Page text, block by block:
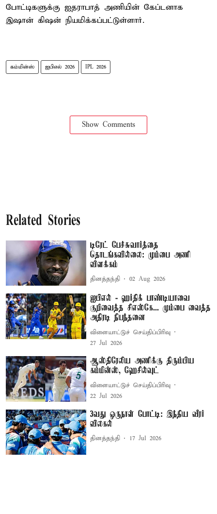
போட்டிகளுக்கு ஐதராபாத் அணியின் கேப்டனாக
இஷான் கிஷன் நியமிக்கப்பட்டுள்ளார்.
கம்மின்ஸ் ஐபிஎல் 2026 IPL 2026
Show Comments
Related Stories
டிரேட் பேச்சுவார்த்தை
தொடங்கவில்லை: மும்பை அணி
விளக்கம்
தினத்தந்தி 02 Aug 2026
ஐபிஎல் - ஹர்திக் பாண்டியாவை
குறிவைத்த சிஎஸ்கே... மும்பை வைத்த
அதிரடி நிபந்தனை
விளையாட்டுச் செய்திப்பிரிவு
27 Jul 2026
ஆஸ்திரேலிய அணிக்கு திரும்பிய
கம்மின்ஸ், ஹேசில்வுட்
விளையாட்டுச் செய்திப்பிரிவு
22 Jul 2026
3வது ஒருநாள் போட்டி: இந்திய வீரர்
விலகல்
தினத்தந்தி 17 Jul 2026